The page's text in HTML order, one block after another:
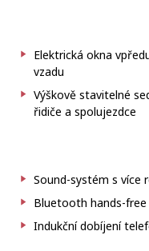
Elektrická okna
vzadu
Výškově stavitelné
řidiče a spolujezdce
Sound-systém s více
Bluetooth hands-free
Indukční dobíjení